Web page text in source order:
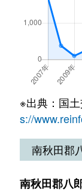
※出典：国
s://
南秋田郡
南秋田郡八